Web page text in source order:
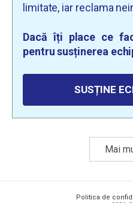
limitate, iar reclama
Dacă îți place ce
pentru susținerea
SUSȚINE
Mai
Politica de